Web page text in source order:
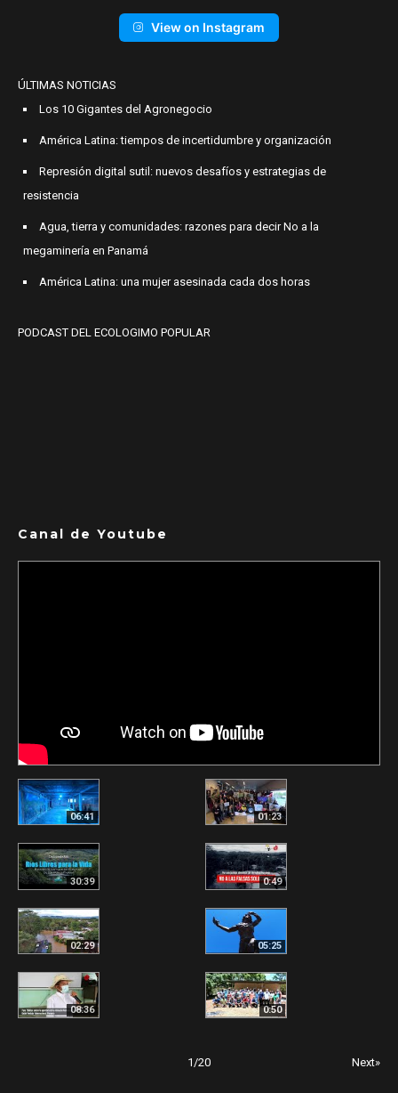
View on Instagram
ÚLTIMAS NOTICIAS
Los 10 Gigantes del Agronegocio
América Latina: tiempos de incertidumbre y organización
Represión digital sutil: nuevos desafíos y estrategias de
resistencia
Agua, tierra y comunidades: razones para decir No a la
megaminería en Panamá
América Latina: una mujer asesinada cada dos horas
PODCAST DEL ECOLOGIMO POPULAR
Canal de Youtube
06:41 01:23
30:39 0:49
02:29 05:25
08:36 0:50
1/20 Next»